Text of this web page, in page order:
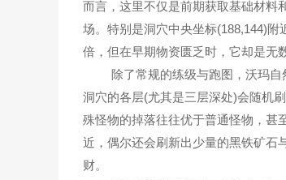
而言，这里不仅是前期获取基础材料
场。特别是洞穴中央坐标(188,144)附
倍，但在早期物资匮乏时，它却是无
除了常规的练级与跑图，沃玛自然
洞穴的各层(尤其是三层深处)会随机
殊怪物的掉落往往优于普通怪物，甚
近，偶尔还会刷新出少量的黑铁矿石
财。